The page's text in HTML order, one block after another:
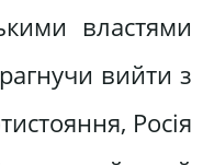
властями
вийти з
Росія